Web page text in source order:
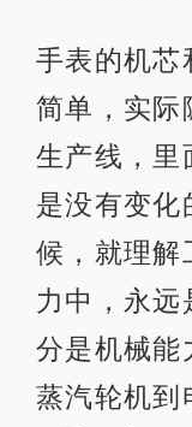
手表的机芯
简单，实际
生产线，里
是没有变化
候，就理解
力中，永远
分是机械能
蒸汽轮机到